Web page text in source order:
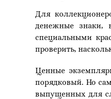
Для
денежные знаки,
специальными
проверить,
Ценные
порядковый. Но
выпущенных для